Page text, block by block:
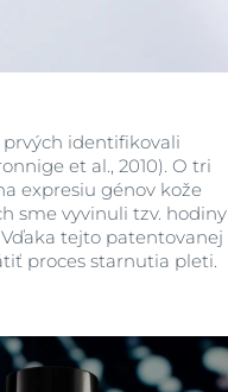
prvých identifikovali
et al., 2010). O tri
expresiu génov kože
sme vyvinuli tzv. hodiny
tejto patentovanej
proces starnutia pleti.